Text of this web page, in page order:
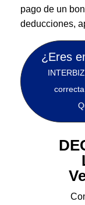
pago de un
deducciones,
¿Eres